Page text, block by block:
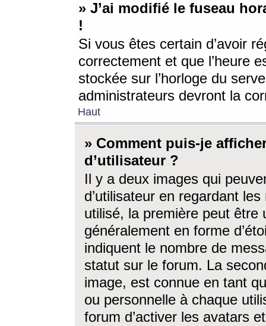
» J’ai modifié le fuseau
!
Si vous êtes certain d’avoir
correctement et que l’heure
stockée sur l’horloge du
administrateurs devront la
Haut
» Comment puis-je
d’utilisateur ?
Il y a deux images qui
d’utilisateur en regardant
utilisé, la première peut être
généralement en forme
indiquent le nombre de
statut sur le forum. La
image, est connue en tant
ou personnelle à chaque
forum d’activer les avatars